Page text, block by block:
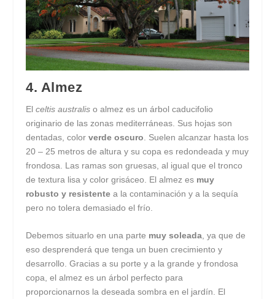
4. Almez
Elceltis australis o almez es un árbol caducifolio
originario de las zonas mediterráneas. Sus hojas son
dentadas, colorverde oscuro . Suelen alcanzar hasta los
20 – 25 metros de altura y su copa es redondeada y muy
frondosa. Las ramas son gruesas, al igual que el tronco
de textura lisa y color grisáceo. El almez es muy
robusto y resistente a la contaminación y a la sequía
pero no tolera demasiado el frío.
Debemos situarlo en una parte muy soleada, ya que de
eso desprenderá que tenga un buen crecimiento y
desarrollo. Gracias a su porte y a la grande y frondosa
copa, el almez es un árbol perfecto para
proporcionarnos la deseada sombra en el jardín. El